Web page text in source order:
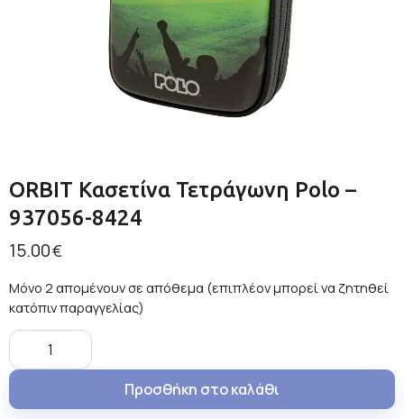
ORBIT Κασετίνα Τετράγωνη Polo –
937056-8424
15.00€
Μόνο 2 απομένουν σε απόθεμα (επιπλέον μπορεί να ζητηθεί
κατόπιν παραγγελίας)
Προσθήκη στο καλάθι